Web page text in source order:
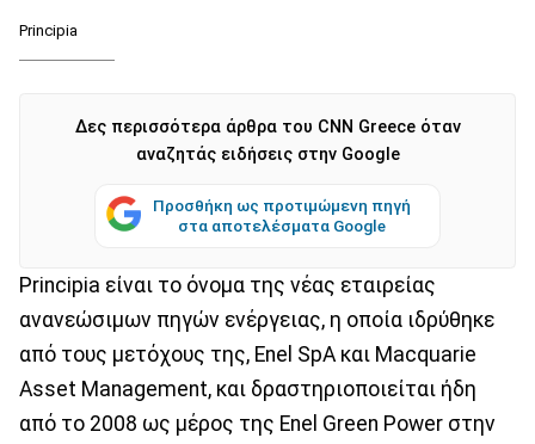
Principia
Δες περισσότερα άρθρα του CNN Greece όταν
αναζητάς ειδήσεις στην Google
Προσθήκη ως προτιμώμενη πηγή
στα αποτελέσματα Google
Principia είναι το όνομα της νέας εταιρείας
ανανεώσιμων πηγών ενέργειας, η οποία ιδρύθηκε
από τους μετόχους της, Enel SpA και Macquarie
Asset Management, και δραστηριοποιείται ήδη
από το 2008 ως μέρος της Enel Green Power στην